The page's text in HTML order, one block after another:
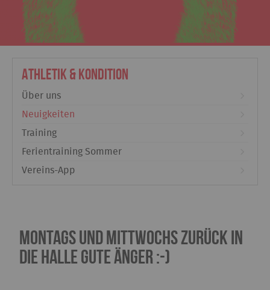
Athletik & Kondition
Über uns
Neuigkeiten
Training
Ferientraining Sommer
Vereins-App
Montags und mittwochs zurück in
die Halle Gute Änger :-)